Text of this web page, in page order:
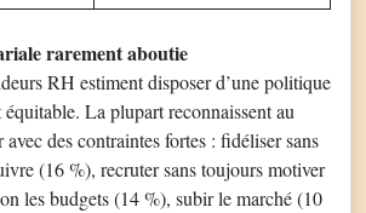
rarement aboutie
RH estiment disposer d’une politique
La plupart reconnaissent au
des contraintes fortes : fidéliser sans
(16 %), recruter sans toujours motiver
les budgets (14 %), subir le marché (10